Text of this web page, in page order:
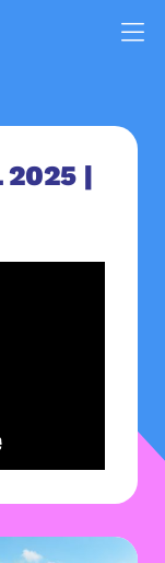
2025 |